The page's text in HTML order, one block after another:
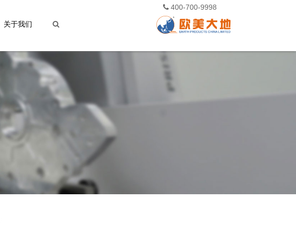
关于我们
400-700-9998